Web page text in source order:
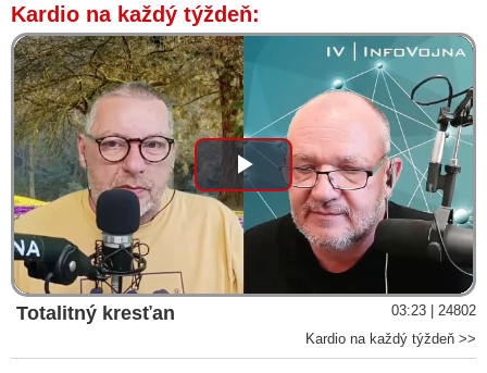
Kardio na každý týždeň:
Play
Video
Totalitný kresťan
03:23 | 24802
Kardio na každý týždeň >>